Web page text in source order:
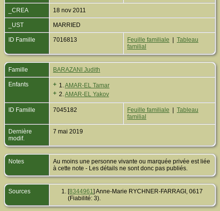
_CREA 18 nov 2011
_UST MARRIED
ID Famille 7016813 Feuille familiale
Tableau
familial
Famille BARAZANI Judith
Enfants + 1.AMAR-EL Tamar
+ 2.AMAR-EL Yakov
ID Famille 7045182 Feuille familiale
Tableau
familial
Dernière
modif.
7 mai 2019
Notes
Au moins une personne vivante ou marquée privée est liée
à cette note - Les détails ne sont donc pas publiés.
Sources [8344961] Anne-Marie RYCHNER-FARRAGI, 0617
(Fiabilité: 3).